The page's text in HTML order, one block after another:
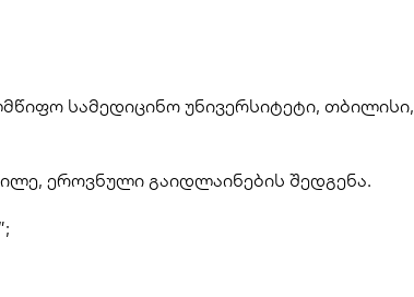
სამედიცინო უნივერსიტეტი, თბილისი,
ეროვნული გაიდლაინების შედგენა.